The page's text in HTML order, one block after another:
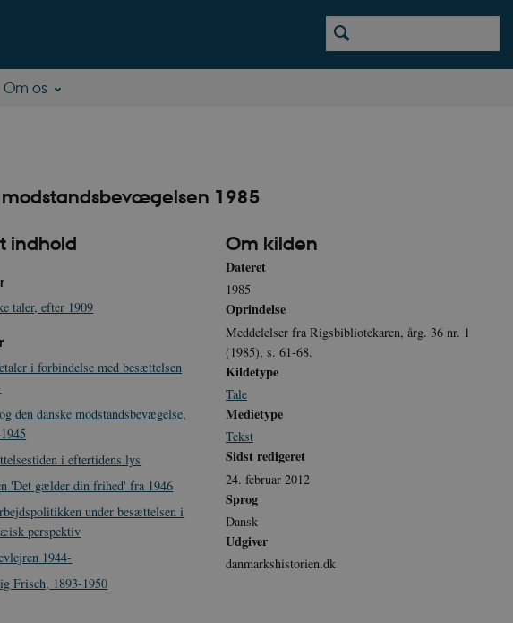
Om os
modstandsbevægelsen 1985
indhold
taler, efter 1909
i forbindelse med besættelsen
den danske modstandsbevægelse,
i eftertidens lys
'Det gælder din frihed' fra 1946
under besættelsen i
perspektiv
1944-
Frisch, 1893-1950
Om kilden
Dateret
1985
Oprindelse
Meddelelser fra Rigsbibliotekaren, årg. 36 nr. 1
(1985), s. 61-68.
Kildetype
Tale
Medietype
Tekst
Sidst redigeret
24. februar 2012
Sprog
Dansk
Udgiver
danmarkshistorien.dk